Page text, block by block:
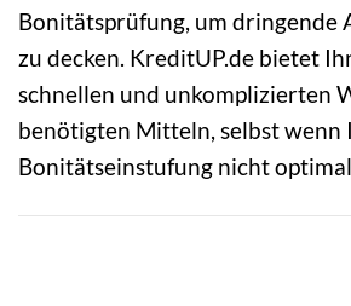
Bonitätsprüfung, um dringende
zu decken. KreditUP.de bietet
schnellen und unkomplizierten
benötigten Mitteln, selbst wenn
Bonitätseinstufung nicht